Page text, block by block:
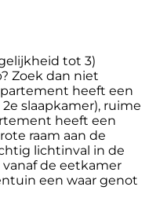
tot 3)
Zoek dan niet
heeft een
slaapkamer), ruime
heeft een
raam aan de
lichtinval in de
de eetkamer
een waar genot